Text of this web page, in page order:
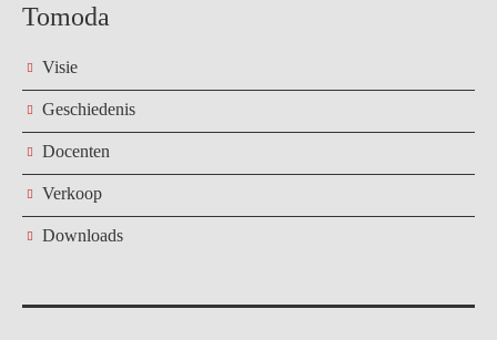
Tomoda
Visie
Geschiedenis
Docenten
Verkoop
Downloads